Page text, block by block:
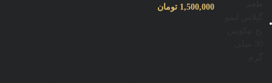
1,500,000 تومان